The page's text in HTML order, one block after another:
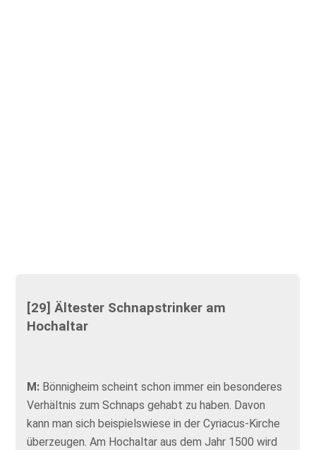
[29] Ältester Schnapstrinker am
Hochaltar
M: Bönnigheim scheint schon immer ein besonderes
Verhältnis zum Schnaps gehabt zu haben. Davon
kann man sich beispielswiese in der Cyriacus-Kirche
überzeugen. Am Hochaltar aus dem Jahr 1500 wird